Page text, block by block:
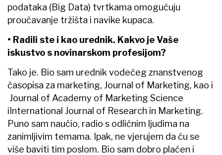
podataka (Big Data) tvrtkama omogućuju
proučavanje tržišta i navike kupaca.
• Radili ste i kao urednik. Kakvo je Vaše
iskustvo s novinarskom profesijom?
Tako je. Bio sam urednik vodećeg znanstvenog
časopisa za marketing, Journal of Marketing, kao i
Journal of Academy of Marketing Science
iInternational Journal of Research in Marketing.
Puno sam naučio, radio s odličnim ljudima na
zanimljivim temama. Ipak, ne vjerujem da ću se
više baviti tim poslom. Bio sam dobro plaćen i